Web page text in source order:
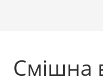
Смішна